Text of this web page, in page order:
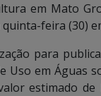
em Mato
feira (30)
para
Uso em Águas
estimado de